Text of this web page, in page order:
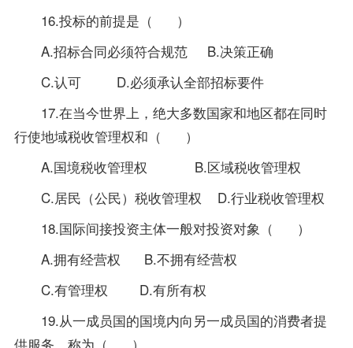
16.投标的前提是（ ）
A.招标合同必须符合规范 B.决策正确
C.认可 D.必须承认全部招标要件
17.在当今世界上，绝大多数国家和地区都在同时
行使地域税收管理权和（ ）
A.国境税收管理权 B.区域税收管理权
C.居民（公民）税收管理权 D.行业税收管理权
18.国际间接投资主体一般对投资对象（ ）
A.拥有经营权 B.不拥有经营权
C.有管理权 D.有所有权
19.从一成员国的国境内向另一成员国的消费者提
供服务，称为（ ）